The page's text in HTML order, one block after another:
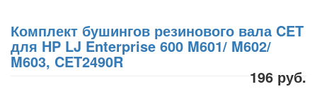
Комплект бушингов резинового вала CET
для HP LJ Enterprise 600 M601/ M602/
M603, CET2490R
196 руб.